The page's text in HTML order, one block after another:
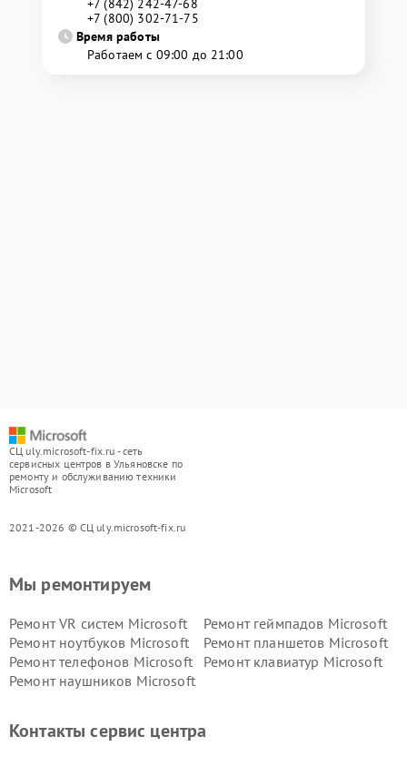
+7 (842) 242-47-68
+7 (800) 302-71-75
Время работы
Работаем с 09:00 до 21:00
СЦ uly.microsoft-fix.ru - сеть
сервисных центров в Ульяновске по
ремонту и обслуживанию техники
Microsoft
2021-2026 © СЦ uly.microsoft-fix.ru
Мы ремонтируем
Ремонт VR систем Microsoft
Ремонт геймпадов Microsoft
Ремонт ноутбуков Microsoft
Ремонт планшетов Microsoft
Ремонт телефонов Microsoft
Ремонт клавиатур Microsoft
Ремонт наушников Microsoft
Контакты сервис центра